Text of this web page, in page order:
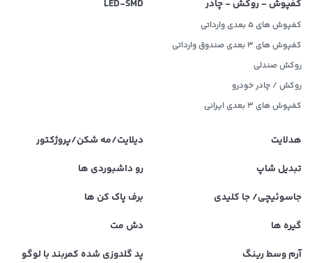
کفپوش - روکش - چادر
کفپوش های 5 بعدی وارداتی
کفپوش های 3 بعدی صندوق وارداتی
روکش صندلی
روکش / چادر خودرو
کفپوش های ۳ بعدی ایرانی
LED‌-SMD
هدلایت
دیلایت/مه شکن/پروژکتور
تبدیل شاپ
رو داشبوردی ها
جاسوئیچی/ جا کلیدی
برف پاک کن ها
گیره ها
دش مت
آرم وسط رینگ
پد گلدوزی شده کمربند با لوگو